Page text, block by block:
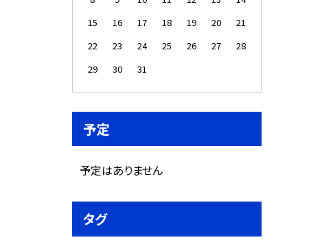
15
16 17 18 19 20
21
22
23 24 25 26 27
28
29
30 31
予定
予定はありません
タグ